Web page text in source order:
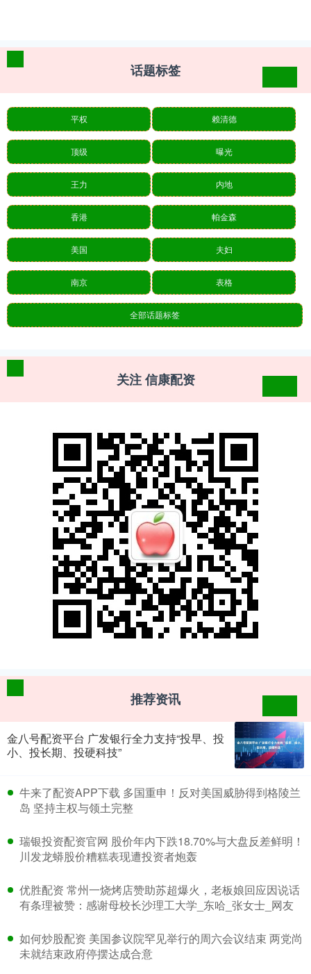
话题标签
平权 赖清德
顶级 曝光
王力 内地
香港 帕金森
美国 夫妇
南京 表格
全部话题标签
关注 信康配资
推荐资讯
金八号配资平台 广发银行全力支持“投早、投
小、投长期、投硬科技”
​牛来了配资APP下载 多国重申！反对美国威胁得到格陵兰
岛 坚持主权与领土完整
​瑞银投资配资官网 股价年内下跌18.70%与大盘反差鲜明！
川发龙蟒股价糟糕表现遭投资者炮轰
​优胜配资 常州一烧烤店赞助苏超爆火，老板娘回应因说话
有条理被赞：感谢母校长沙理工大学_东哈_张女士_网友
​如何炒股配资 美国参议院罕见举行的周六会议结束 两党尚
未就结束政府停摆达成合意